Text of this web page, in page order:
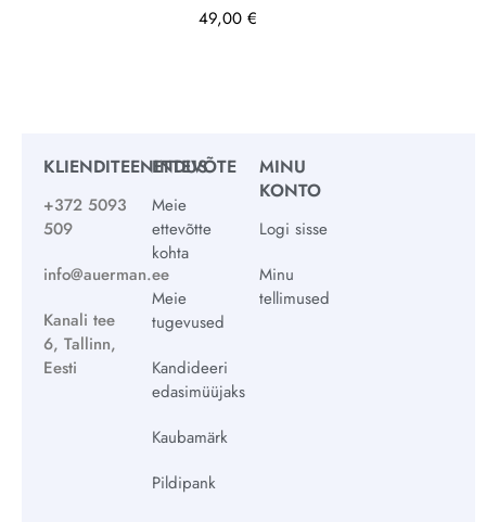
49,00 €
KLIENDITEENINDUS
+372 5093
509
info@auerman.ee
Kanali tee
6, Tallinn,
Eesti
ETTEVÕTE
Meie
ettevõtte
kohta
Meie
tugevused
Kandideeri
edasimüüjaks
Kaubamärk
Pildipank
MINU
KONTO
Logi sisse
Minu
tellimused